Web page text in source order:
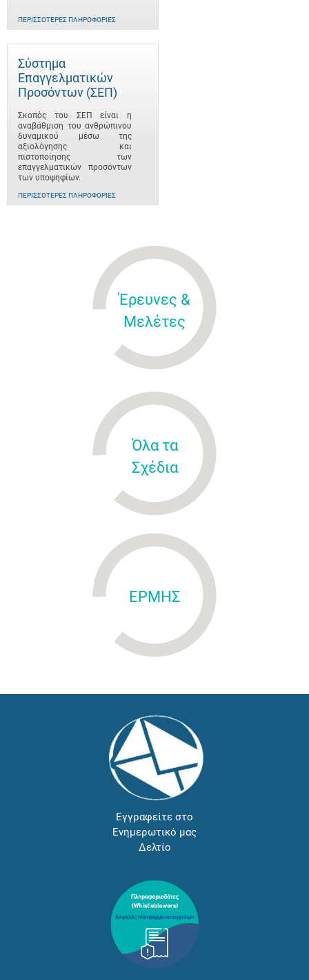
ΠΕΡΙΣΣΌΤΕΡΕΣ ΠΛΗΡΟΦΟΡΊΕΣ
Σύστημα
Επαγγελματικών
Προσόντων (ΣΕΠ)
Σκοπός του ΣΕΠ είναι η
αναβάθμιση του ανθρώπινου
δυναμικού μέσω της
αξιολόγησης και
πιστοποίησης των
επαγγελματικών προσόντων
των υποψηφίων.
ΠΕΡΙΣΣΌΤΕΡΕΣ ΠΛΗΡΟΦΟΡΊΕΣ
Έρευνες &
Μελέτες
Όλα τα
Σχέδια
ΕΡΜΗΣ
Εγγραφείτε στο
Ενημερωτικό μας
Δελτίο